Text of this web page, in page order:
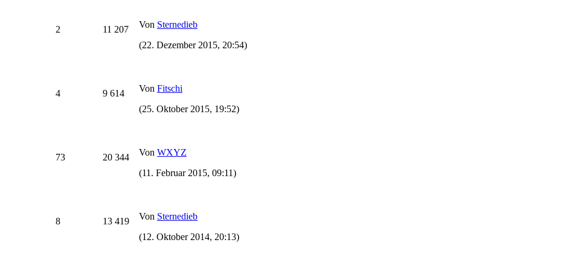
2 11 207 Von Sternedieb
(22. Dezember 2015, 20:54)
4 9 614 Von Fitschi
(25. Oktober 2015, 19:52)
73 20 344 Von WXYZ
(11. Februar 2015, 09:11)
8 13 419 Von Sternedieb
(12. Oktober 2014, 20:13)